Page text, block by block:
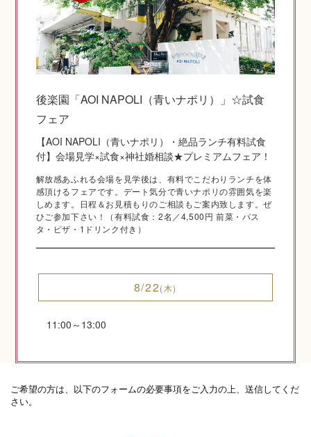
相談カウンター
神社結婚式のいろいろ
後楽園「AOI NAPOLI（青いナポリ）」☆試食
フェア
【AOI NAPOLI（青いナポリ）・絶品ランチ有料試食
付】会場見学×試食×神社婚相談★プレミアムフェア！
解放感あふれる会場を見学後は、有料でこだわりランチを体
感頂けるフェアです。デート気分で青いナポリの雰囲気を楽
しめます。日程＆お見積もりのご相談もご案内致します。ぜ
ひご参加下さい！（有料試食：2名／4,500円 前菜・パス
タ・ピザ・1ドリンク付き）
8/22(木)
11:00～13:00